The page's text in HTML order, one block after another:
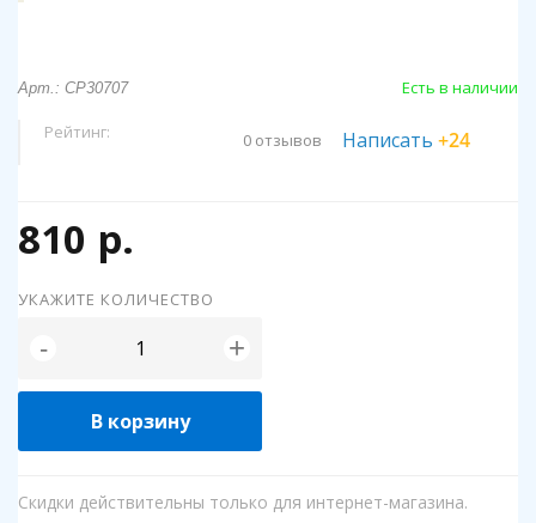
Арт.: CP30707 Есть в наличии
Рейтинг: 0 отзывов Написать +24
810 р.
УКАЖИТЕ КОЛИЧЕСТВО
- +
В корзину
Скидки действительны только для интернет-магазина.